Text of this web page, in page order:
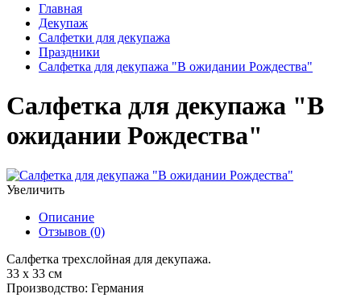
Главная
Декупаж
Салфетки для декупажа
Праздники
Салфетка для декупажа "В ожидании Рождества"
Салфетка для декупажа "В
ожидании Рождества"
Увеличить
Описание
Отзывов (0)
Салфетка трехслойная для декупажа.
33 х 33 см
Производство: Германия